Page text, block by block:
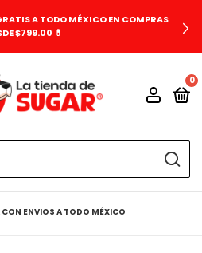
A TODO MÉXICO EN COMPRAS
$799.00 💊
0
ENVIOS A TODO MÉXICO